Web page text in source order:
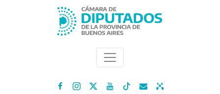
   